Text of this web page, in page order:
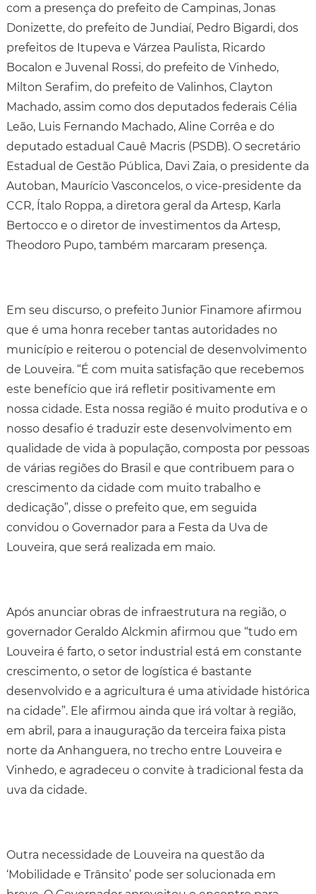
com a presença do prefeito de Campinas, Jonas
Donizette, do prefeito de Jundiaí, Pedro Bigardi, dos
prefeitos de Itupeva e Várzea Paulista, Ricardo
Bocalon e Juvenal Rossi, do prefeito de Vinhedo,
Milton Serafim, do prefeito de Valinhos, Clayton
Machado, assim como dos deputados federais Célia
Leão, Luis Fernando Machado, Aline Corrêa e do
deputado estadual Cauê Macris (PSDB). O secretário
Estadual de Gestão Pública, Davi Zaia, o presidente da
Autoban, Maurício Vasconcelos, o vice-presidente da
CCR, Ítalo Roppa, a diretora geral da Artesp, Karla
Bertocco e o diretor de investimentos da Artesp,
Theodoro Pupo, também marcaram presença.
Em seu discurso, o prefeito Junior Finamore afirmou
que é uma honra receber tantas autoridades no
município e reiterou o potencial de desenvolvimento
de Louveira. “É com muita satisfação que recebemos
este benefício que irá refletir positivamente em
nossa cidade. Esta nossa região é muito produtiva e o
nosso desafio é traduzir este desenvolvimento em
qualidade de vida à população, composta por pessoas
de várias regiões do Brasil e que contribuem para o
crescimento da cidade com muito trabalho e
dedicação”, disse o prefeito que, em seguida
convidou o Governador para a Festa da Uva de
Louveira, que será realizada em maio.
Após anunciar obras de infraestrutura na região, o
governador Geraldo Alckmin afirmou que “tudo em
Louveira é farto, o setor industrial está em constante
crescimento, o setor de logística é bastante
desenvolvido e a agricultura é uma atividade histórica
na cidade”. Ele afirmou ainda que irá voltar à região,
em abril, para a inauguração da terceira faixa pista
norte da Anhanguera, no trecho entre Louveira e
Vinhedo, e agradeceu o convite à tradicional festa da
uva da cidade.
Outra necessidade de Louveira na questão da
‘Mobilidade e Trânsito’ pode ser solucionada em